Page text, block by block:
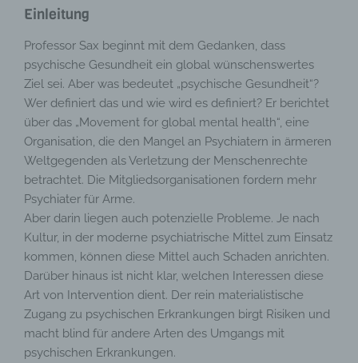
Einleitung
Professor Sax beginnt mit dem Gedanken, dass
psychische Gesundheit ein global wünschenswertes
Ziel sei. Aber was bedeutet „psychische Gesundheit“?
Wer definiert das und wie wird es definiert? Er berichtet
über das „Movement for global mental health“, eine
Organisation, die den Mangel an Psychiatern in ärmeren
Weltgegenden als Verletzung der Menschenrechte
betrachtet. Die Mitgliedsorganisationen fordern mehr
Psychiater für Arme.
Aber darin liegen auch potenzielle Probleme. Je nach
Kultur, in der moderne psychiatrische Mittel zum Einsatz
kommen, können diese Mittel auch Schaden anrichten.
Darüber hinaus ist nicht klar, welchen Interessen diese
Art von Intervention dient. Der rein materialistische
Zugang zu psychischen Erkrankungen birgt Risiken und
macht blind für andere Arten des Umgangs mit
psychischen Erkrankungen.